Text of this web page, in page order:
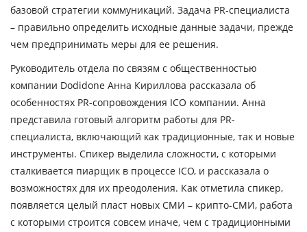
базовой стратегии коммуникаций. Задача PR-специалиста
– правильно определить исходные данные задачи, прежде
чем предпринимать меры для ее решения.
Руководитель отдела по связям с общественностью
компании Dodidone Анна Кириллова рассказала об
особенностях PR-сопровождения ICO компании. Анна
представила готовый алгоритм работы для PR-
специалиста, включающий как традиционные, так и новые
инструменты. Спикер выделила сложности, с которыми
сталкивается пиарщик в процессе ICO, и рассказала о
возможностях для их преодоления. Как отметила спикер,
появляется целый пласт новых СМИ – крипто-СМИ, работа
с которыми строится совсем иначе, чем с традиционными